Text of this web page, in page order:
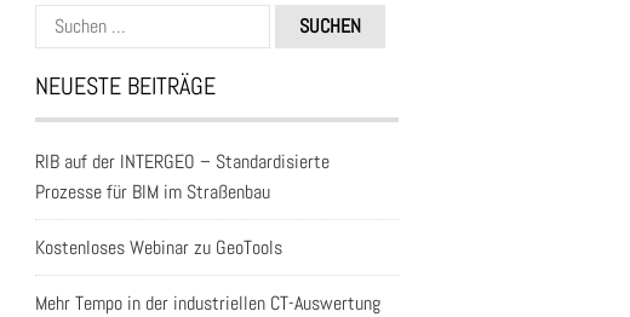
Suchen
nach:
NEUESTE BEITRÄGE
RIB auf der INTERGEO – Standardisierte
Prozesse für BIM im Straßenbau
Kostenloses Webinar zu GeoTools
Mehr Tempo in der industriellen CT-Auswertung